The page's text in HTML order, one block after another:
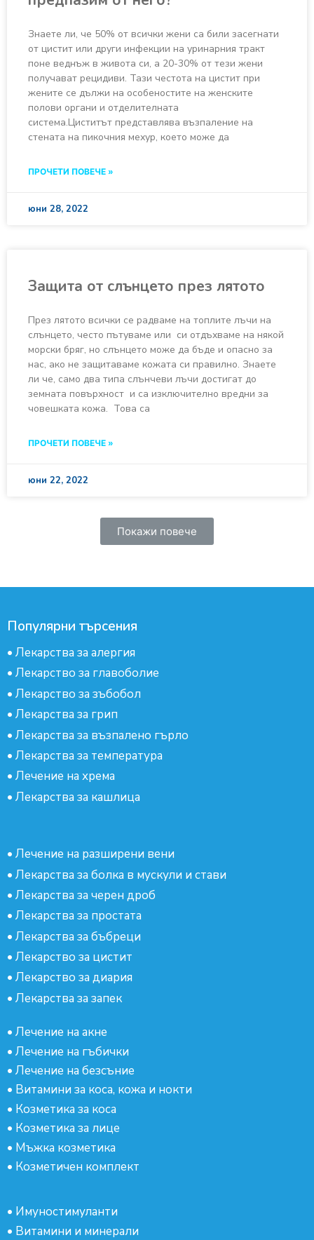
Знаете ли, че 50% от всички жени са били засегнати
от цистит или други инфекции на уринарния тракт
поне веднъж в живота си, а 20-30% от тези жени
получават рецидиви. Тази честота на цистит при
жените се дължи на особеностите на женските
полови органи и отделителната
система.Циститът представлява възпаление на
стената на пикочния мехур, което може да
ПРОЧЕТИ ПОВЕЧЕ »
юни 28, 2022
Защита от слънцето през лятото
През лятото всички се радваме на топлите лъчи на
слънцето, често пътуваме или си отдъхваме на някой
морски бряг, но слънцето може да бъде и опасно за
нас, ако не защитаваме кожата си правилно. Знаете
ли че, само два типа слънчеви лъчи достигат до
земната повърхност и са изключително вредни за
човешката кожа. Това са
ПРОЧЕТИ ПОВЕЧЕ »
юни 22, 2022
Покажи повече
Популярни търсения
• Лекарства за алергия
• Лекарство за главоболие
• Лекарство за зъбобол
• Лекарства за грип
• Лекарства за възпалено гърло
• Лекарства за температура
• Лечение на хрема
• Лекарства за кашлица
• Лечение на разширени вени
• Лекарства за болка в мускули и стави
• Лекарства за черен дроб
• Лекарства за простата
• Лекарства за бъбреци
• Лекарство за цистит
• Лекарство за диария
• Лекарства за запек
• Лечение на акне
• Лечение на гъбички
• Лечение на безсъние
• Витамини за коса, кожа и нокти
• Козметика за коса
• Козметика за лице
• Мъжка козметика
• Козметичен комплект
• Имуностимуланти
• Витамини и минерали